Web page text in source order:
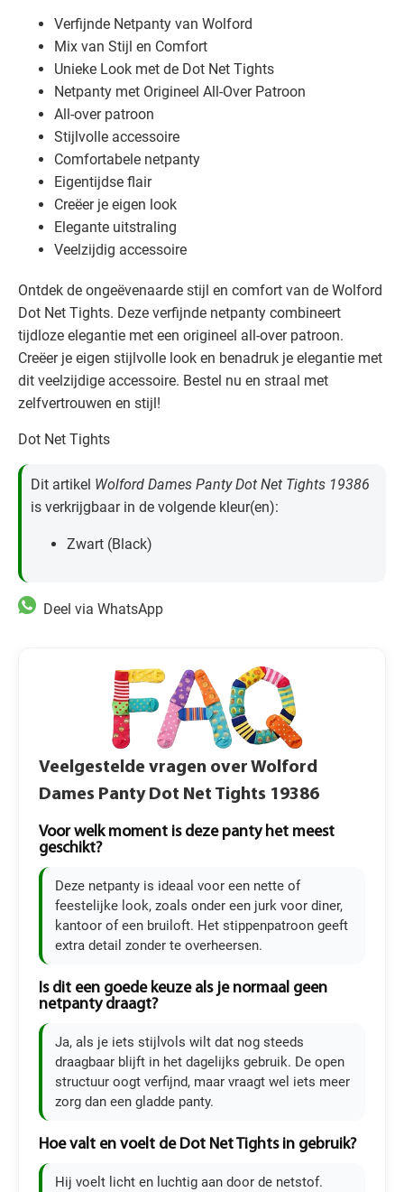
Verfijnde Netpanty van Wolford
Mix van Stijl en Comfort
Unieke Look met de Dot Net Tights
Netpanty met Origineel All-Over Patroon
All-over patroon
Stijlvolle accessoire
Comfortabele netpanty
Eigentijdse flair
Creëer je eigen look
Elegante uitstraling
Veelzijdig accessoire
Ontdek de ongeëvenaarde stijl en comfort van de Wolford
Dot Net Tights. Deze verfijnde netpanty combineert
tijdloze elegantie met een origineel all-over patroon.
Creëer je eigen stijlvolle look en benadruk je elegantie met
dit veelzijdige accessoire. Bestel nu en straal met
zelfvertrouwen en stijl!
Dot Net Tights
Dit artikel Wolford Dames Panty Dot Net Tights 19386
is verkrijgbaar in de volgende kleur(en):
Zwart (Black)
Deel via WhatsApp
Veelgestelde vragen over Wolford
Dames Panty Dot Net Tights 19386
Voor welk moment is deze panty het meest
geschikt?
Deze netpanty is ideaal voor een nette of
feestelijke look, zoals onder een jurk voor diner,
kantoor of een bruiloft. Het stippenpatroon geeft
extra detail zonder te overheersen.
Is dit een goede keuze als je normaal geen
netpanty draagt?
Ja, als je iets stijlvols wilt dat nog steeds
draagbaar blijft in het dagelijks gebruik. De open
structuur oogt verfijnd, maar vraagt wel iets meer
zorg dan een gladde panty.
Hoe valt en voelt de Dot Net Tights in gebruik?
Hij voelt licht en luchtig aan door de netstof.